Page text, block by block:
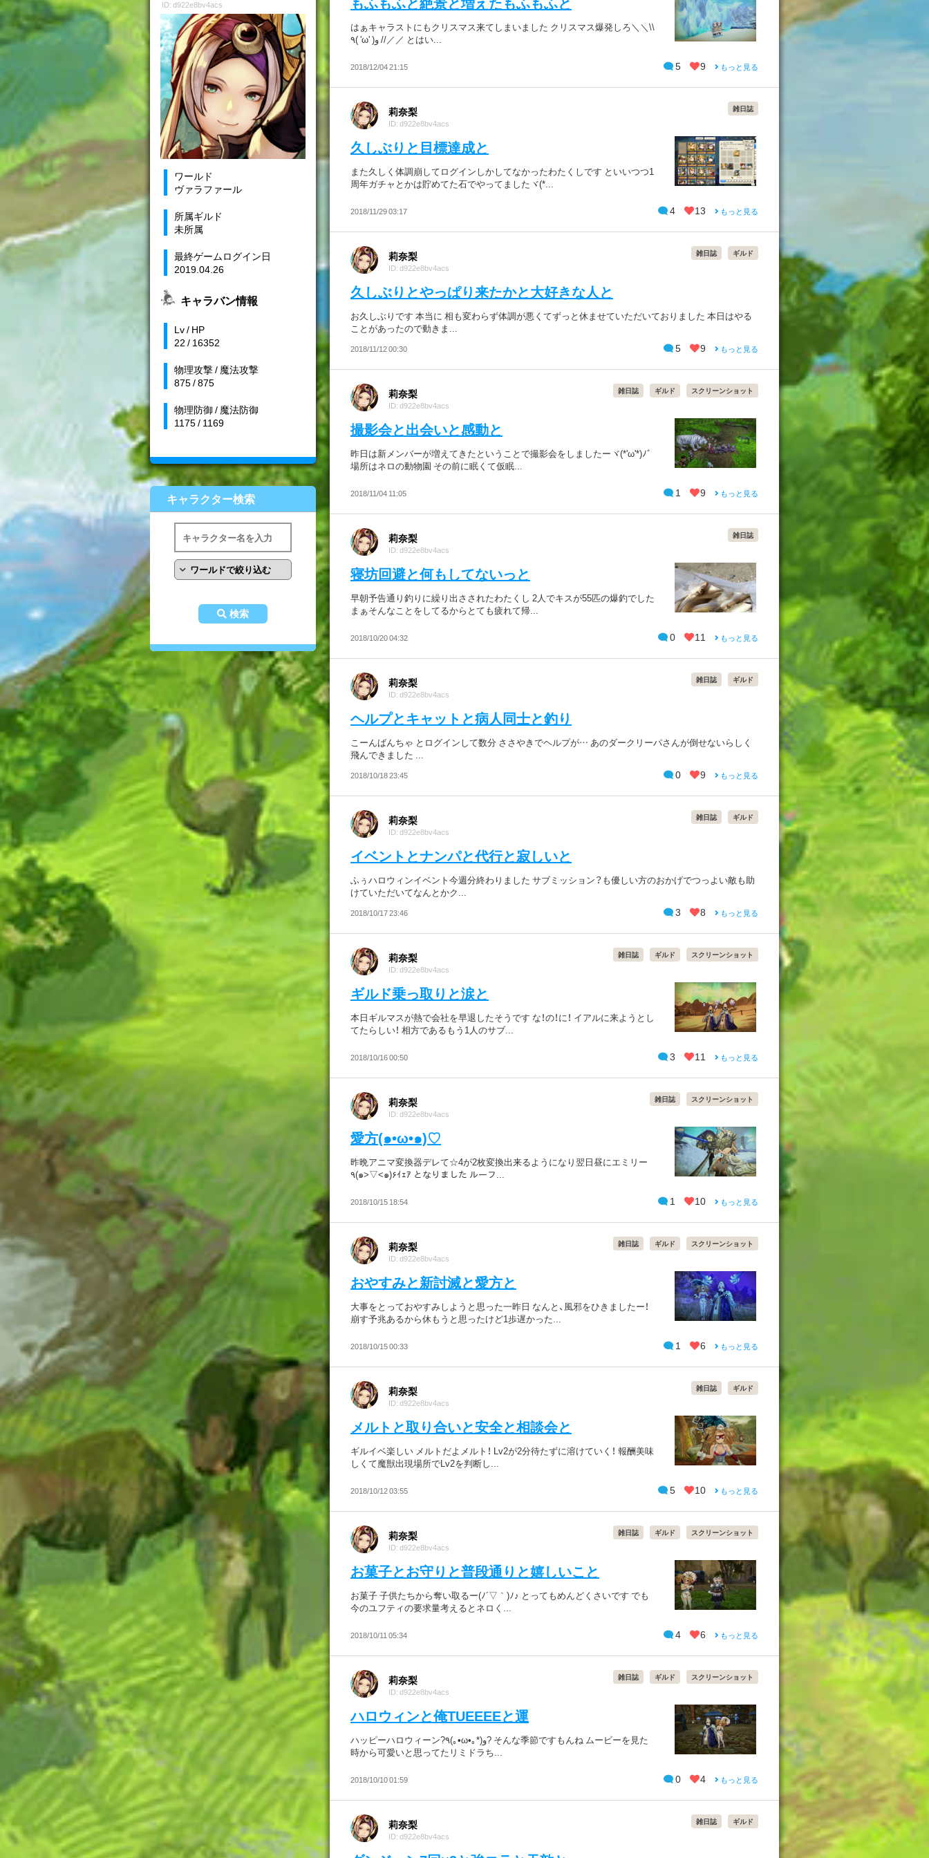
ID: d922e8bv4acs
ワールド
ヴァラファール
所属ギルド
未所属
最終ゲームログイン日
2019.04.26
キャラバン情報
Lv / HP
22 / 16352
物理攻撃 / 魔法攻撃
875 / 875
物理防御 / 魔法防御
1175 / 1169
キャラクター検索
検索
はぁキャラストにもクリスマス来てしまいました クリスマス爆発しろ＼＼\\
٩( 'ω' )و //／／ とはい...
2018/12/04 21:15 5 9 もっと見る
莉奈梨
ID: d922e8bv4acs
雑日誌
久しぶりと目標達成と
また久しく体調崩してログインしかしてなかったわたくしです といいつつ1
周年ガチャとかは貯めてた石でやってましたヾ(*...
2018/11/29 03:17 4 13 もっと見る
莉奈梨
ID: d922e8bv4acs
雑日誌 ギルド
久しぶりとやっぱり来たかと大好きな人と
お久しぶりです 本当に 相も変わらず体調が悪くてずっと休ませていただいておりました 本日はやる
ことがあったので動きま...
2018/11/12 00:30 5 9 もっと見る
莉奈梨
ID: d922e8bv4acs
雑日誌 ギルド スクリーンショット
撮影会と出会いと感動と
昨日は新メンバーが増えてきたということで撮影会をしましたーヾ(*'ω'*)ﾉﾞ
場所はネロの動物園 その前に眠くて仮眠...
2018/11/04 11:05 1 9 もっと見る
莉奈梨
ID: d922e8bv4acs
雑日誌
寝坊回避と何もしてないっと
早朝予告通り釣りに繰り出さされたわたくし 2人でキスが55匹の爆釣でした
まぁそんなことをしてるからとても疲れて帰...
2018/10/20 04:32 0 11 もっと見る
莉奈梨
ID: d922e8bv4acs
雑日誌 ギルド
ヘルプとキャットと病人同士と釣り
こーんばんちゃ とログインして数分 ささやきでヘルプが… あのダークリーパさんが倒せないらしく
飛んできました ...
2018/10/18 23:45 0 9 もっと見る
莉奈梨
ID: d922e8bv4acs
雑日誌 ギルド
イベントとナンパと代行と寂しいと
ふぅハロウィンイベント今週分終わりました サブミッション？も優しい方のおかげでつっよい敵も助
けていただいてなんとかク...
2018/10/17 23:46 3 8 もっと見る
莉奈梨
ID: d922e8bv4acs
雑日誌 ギルド スクリーンショット
ギルド乗っ取りと涙と
本日ギルマスが熱で会社を早退したそうです な！の！に！ イアルに来ようとし
てたらしい！ 相方であるもう1人のサブ...
2018/10/16 00:50 3 11 もっと見る
莉奈梨
ID: d922e8bv4acs
雑日誌 スクリーンショット
愛方(๑•ω•๑)♡
昨晩アニマ変換器デレて☆4が2枚変換出来るようになり翌日昼にエミリー
٩(๑>▽<๑)۶ｲｪｱ となりました ルーフ...
2018/10/15 18:54 1 10 もっと見る
莉奈梨
ID: d922e8bv4acs
雑日誌 ギルド スクリーンショット
おやすみと新討滅と愛方と
大事をとっておやすみしようと思った一昨日 なんと、風邪をひきましたー！
崩す予兆あるから休もうと思ったけど1歩遅かった...
2018/10/15 00:33 1 6 もっと見る
莉奈梨
ID: d922e8bv4acs
雑日誌 ギルド
メルトと取り合いと安全と相談会と
ギルイベ楽しい メルトだよメルト！ Lv2が2分待たずに溶けていく！ 報酬美味
しくて魔獣出現場所でLv2を判断し...
2018/10/12 03:55 5 10 もっと見る
莉奈梨
ID: d922e8bv4acs
雑日誌 ギルド スクリーンショット
お菓子とお守りと普段通りと嬉しいこと
お菓子 子供たちから奪い取るー(ﾉ´▽｀)ﾉ♪ とってもめんどくさいです でも
今のユフティの要求量考えるとネロく...
2018/10/11 05:34 4 6 もっと見る
莉奈梨
ID: d922e8bv4acs
雑日誌 ギルド スクリーンショット
ハロウィンと俺TUEEEEと運
ハッピーハロウィーン?٩(｡•ω•｡*)و? そんな季節ですもんね ムービーを見た
時から可愛いと思ってたリミドラち...
2018/10/10 01:59 0 4 もっと見る
莉奈梨
ID: d922e8bv4acs
雑日誌 ギルド